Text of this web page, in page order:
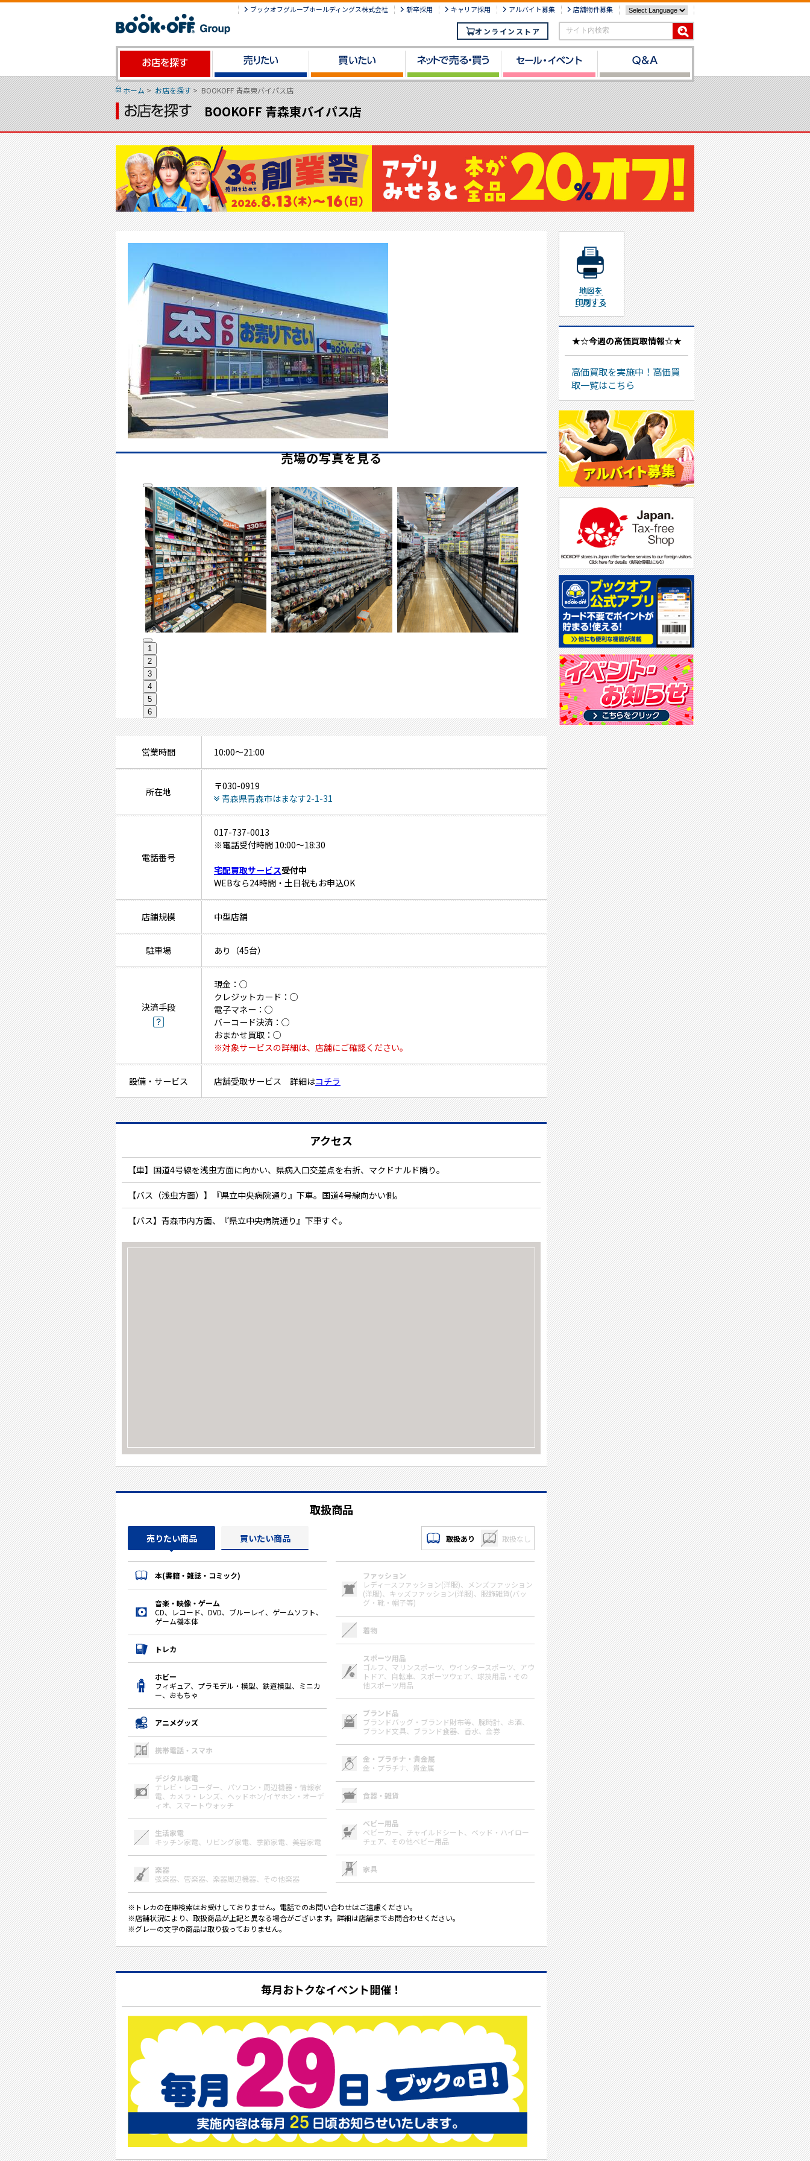
ブックオフグループホールディングス株式会社 新卒採用 キャリア採用 アルバイト募集 店舗物件募集
サイト内検索
オンラインストア
ホーム>お店を探す>BOOKOFF 青森東バイパス店
BOOKOFF 青森東バイパス店
売場の写真を見る
1
2
3
4
5
6
営業時間 10:00～21:00
所在地
〒030-0919
青森県青森市はまなす2-1-31
電話番号
017-737-0013
※電話受付時間 10:00～18:30
宅配買取サービス受付中
WEBなら24時間・土日祝もお申込OK
店舗規模 中型店舗
駐車場 あり（45台）
決済手段
現金：○
クレジットカード：○
電子マネー：○
バーコード決済：○
おまかせ買取：○
※対象サービスの詳細は、店舗にご確認ください。
設備・サービス 店舗受取サービス 詳細はコチラ
アクセス
【車】国道4号線を浅虫方面に向かい、県病入口交差点を右折、マクドナルド隣り。
【バス（浅虫方面）】『県立中央病院通り』下車。国道4号線向かい側。
【バス】青森市内方面、『県立中央病院通り』下車すぐ。
取扱商品
売りたい商品 買いたい商品 取扱あり 取扱なし
本(書籍・雑誌・コミック)
音楽・映像・ゲーム
CD、レコード、DVD、ブルーレイ、ゲームソフト、
ゲーム機本体
トレカ
ホビー
フィギュア、プラモデル・模型、鉄道模型、ミニカ
ー、おもちゃ
アニメグッズ
携帯電話・スマホ
デジタル家電
テレビ・レコーダー、
パソコン・周辺機器・情報家
電、 カメラ・レンズ、 ヘッドホン/イヤホン・オーデ
ィオ、
スマートウォッチ
生活家電
キッチン家電、
リビング家電、 季節家電、 美容家電
楽器
弦楽器、 管楽器、 楽器周辺機器、 その他楽器
ファッション
レディースファッション(洋服)、
メンズファッション
(洋服)、 キッズファッション(洋服)、 服飾雑貨(バッ
グ・靴・帽子等)
着物
スポーツ用品
ゴルフ、 マリンスポーツ、 ウインタースポーツ、 アウ
トドア、
自転車、 スポーツウェア、 球技用品・その
他スポーツ用品
ブランド品
ブランドバッグ・ブランド財布等、 腕時計、 お酒、
ブランド文具、
ブランド食器、 香水、 金券
金・プラチナ・貴金属
金・プラチナ、 貴金属
食器・雑貨
ベビー用品
ベビーカー、 チャイルドシート、 ベッド・ハイロー
チェア、 その他ベビー用品
家具
※トレカの在庫検索はお受けしておりません。電話でのお問い合わせはご遠慮ください。
※店舗状況により、取扱商品が上記と異なる場合がございます。詳細は店舗までお問合わせください。
※グレーの文字の商品は取り扱っておりません。
毎月おトクなイベント開催！
地図を印刷する
★☆今週の高価買取情報☆★
高価買取を実施中！高価買
取一覧はこちら